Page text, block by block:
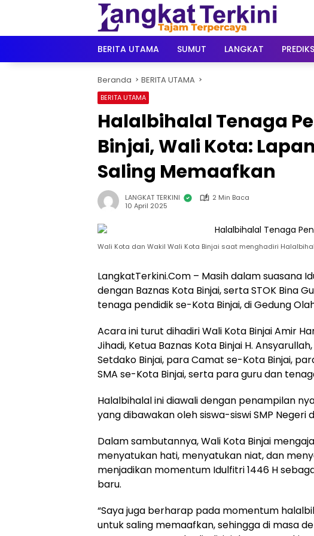
BERITA UTAMA
SUMUT LANGKAT
Beranda BERITA UTAMA
BERITA UTAMA
Halalbihalal Tenaga
Binjai, Wali Kota:
Saling Memaafkan
LANGKAT TERKINI
2 Min Baca
10 April 2025
Wali Kota dan Wakil Wali Kota Binjai saat menghadiri
LangkatTerkini.Com – Masih dalam suasana
dengan Baznas Kota Binjai, serta STOK Bina
tenaga pendidik se-Kota Binjai, di Gedung
Acara ini turut dihadiri Wali Kota Binjai Amir
Jihadi, Ketua Baznas Kota Binjai H.
Setdako Binjai, para Camat se-Kota Binjai,
SMA se-Kota Binjai, serta para guru dan
Halalbihalal ini diawali dengan penampilan
yang dibawakan oleh siswa-siswi SMP Negeri
Dalam sambutannya, Wali Kota Binjai
menyatukan hati, menyatukan niat, dan
menjadikan momentum Idulfitri 1446 H
baru.
“Saya juga berharap pada momentum
untuk saling memaafkan, sehingga di masa